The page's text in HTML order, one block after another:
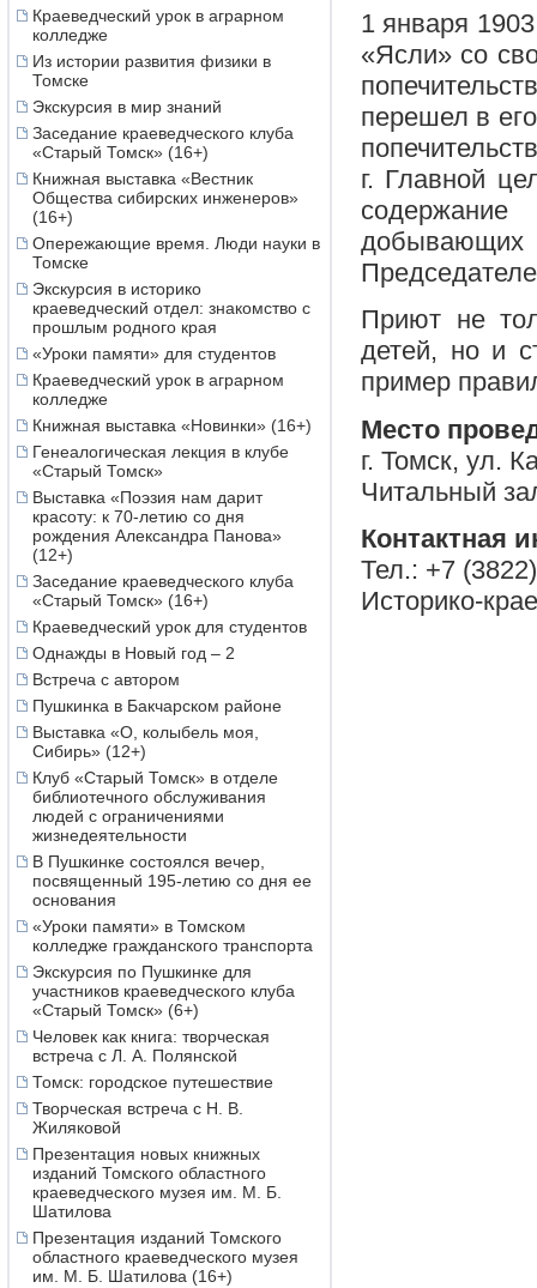
Краеведческий урок в аграрном
колледже
Из истории развития физики в
Томске
Экскурсия в мир знаний
Заседание краеведческого клуба
«Старый Томск» (16+)
Книжная выставка «Вестник
Общества сибирских инженеров»
(16+)
Опережающие время. Люди науки в
Томске
Экскурсия в историко
краеведческий отдел: знакомство с
прошлым родного края
«Уроки памяти» для студентов
Краеведческий урок в аграрном
колледже
Книжная выставка «Новинки» (16+)
Генеалогическая лекция в клубе
«Старый Томск»
Выставка «Поэзия нам дарит
красоту: к 70-летию со дня
рождения Александра Панова»
(12+)
Заседание краеведческого клуба
«Старый Томск» (16+)
Краеведческий урок для студентов
Однажды в Новый год – 2
Встреча с автором
Пушкинка в Бакчарском районе
Выставка «О, колыбель моя,
Сибирь» (12+)
Клуб «Старый Томск» в отделе
библиотечного обслуживания
людей с ограничениями
жизнедеятельности
В Пушкинке состоялся вечер,
посвященный 195-летию со дня ее
основания
«Уроки памяти» в Томском
колледже гражданского транспорта
Экскурсия по Пушкинке для
участников краеведческого клуба
«Старый Томск» (6+)
Человек как книга: творческая
встреча с Л. А. Полянской
Томск: городское путешествие
Творческая встреча с Н. В.
Жиляковой
Презентация новых книжных
изданий Томского областного
краеведческого музея им. М. Б.
Шатилова
Презентация изданий Томского
областного краеведческого музея
им. М. Б. Шатилова (16+)
1 января
«Ясли» со
перешел в
г. Главной
Приют не
детей, но и
пример
Место
г. Томск, ул.
Читальный
Контактная
Тел.: +7
Историко-